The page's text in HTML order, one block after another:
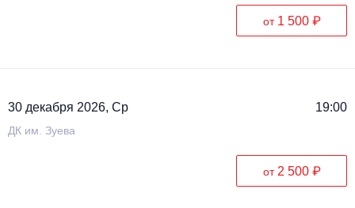
от 1 500 ₽
30 декабря 2026, Ср 19:00
ДК им. Зуева
от 2 500 ₽